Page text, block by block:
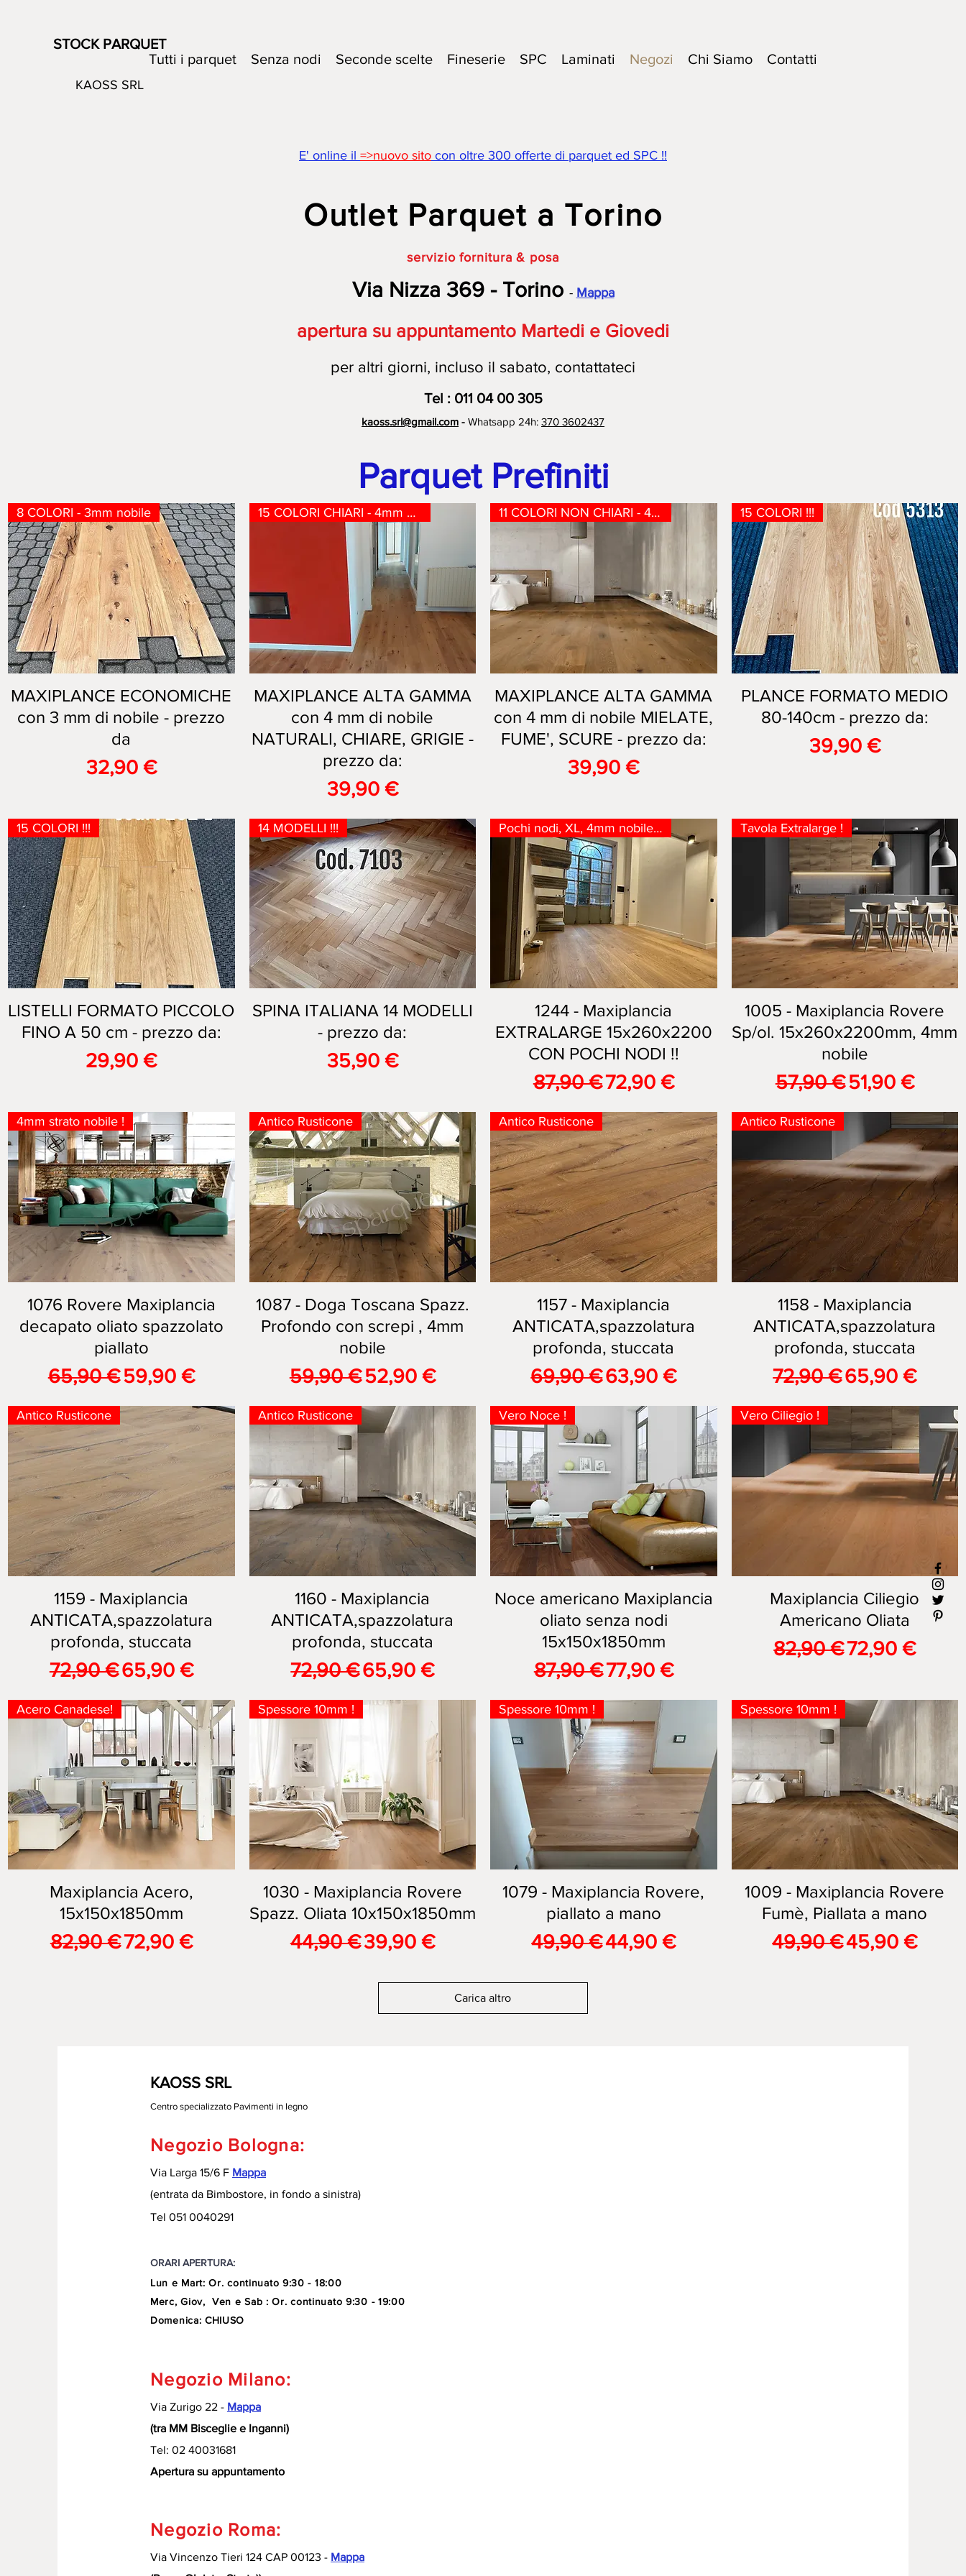
Tutti i parquet Senza nodi Seconde scelte Fineserie SPC Laminati Negozi Chi Siamo Contatti
STOCK PARQUET
KAOSS SRL
E' online il =>nuovo sito con oltre 300 offerte di parquet ed SPC !!
Outlet Parquet a Torino
servizio fornitura & posa
Via Nizza 369 - Torino - Mappa
apertura su appuntamento Martedi e Giovedi
per altri giorni, incluso il sabato, contattateci
Tel : 011 04 00 305
kaoss.srl@gmail.com - Whatsapp 24h: 370 3602437
Parquet Prefiniti
Vista rapida
8 COLORI - 3mm nobile
MAXIPLANCE ECONOMICHE
con 3 mm di nobile - prezzo
da
Prezzo
32,90 €
Vista rapida
15 COLORI CHIARI - 4mm nobile
MAXIPLANCE ALTA GAMMA
con 4 mm di nobile
NATURALI, CHIARE, GRIGIE -
prezzo da:
Prezzo
39,90 €
Vista rapida
11 COLORI NON CHIARI - 4mm nob
MAXIPLANCE ALTA GAMMA
con 4 mm di nobile MIELATE,
FUME', SCURE - prezzo da:
Prezzo
39,90 €
Vista rapida
15 COLORI !!!
PLANCE FORMATO MEDIO
80-140cm - prezzo da:
Prezzo
39,90 €
Vista rapida
15 COLORI !!!
LISTELLI FORMATO PICCOLO
FINO A 50 cm - prezzo da:
Prezzo
29,90 €
Vista rapida
14 MODELLI !!!
SPINA ITALIANA 14 MODELLI
- prezzo da:
Prezzo
35,90 €
Vista rapida
Pochi nodi, XL, 4mm nobile !!!
1244 - Maxiplancia
EXTRALARGE 15x260x2200
CON POCHI NODI !!
Prezzo regolare
87,90 €Prezzo scontato
72,90 €
Vista rapida
Tavola Extralarge !
1005 - Maxiplancia Rovere
Sp/ol. 15x260x2200mm, 4mm
nobile
Prezzo regolare
57,90 €Prezzo
51,90 €
Vista rapida
4mm strato nobile !
1076 Rovere Maxiplancia
decapato oliato spazzolato
piallato
Prezzo regolare
65,90 €Prezzo scontato
59,90 €
Vista rapida
Antico Rusticone
1087 - Doga Toscana Spazz.
Profondo con screpi , 4mm
nobile
Prezzo regolare
59,90 €Prezzo scontato
52,90 €
Vista rapida
Antico Rusticone
1157 - Maxiplancia
ANTICATA,spazzolatura
profonda, stuccata
Prezzo regolare
69,90 €Prezzo scontato
63,90 €
Vista rapida
Antico Rusticone
1158 - Maxiplancia
ANTICATA,spazzolatura
profonda, stuccata
Prezzo regolare
72,90 €Prezzo
65,90 €
Vista rapida
Antico Rusticone
1159 - Maxiplancia
ANTICATA,spazzolatura
profonda, stuccata
Prezzo regolare
72,90 €Prezzo scontato
65,90 €
Vista rapida
Antico Rusticone
1160 - Maxiplancia
ANTICATA,spazzolatura
profonda, stuccata
Prezzo regolare
72,90 €Prezzo scontato
65,90 €
Vista rapida
Vero Noce !
Noce americano Maxiplancia
oliato senza nodi
15x150x1850mm
Prezzo regolare
87,90 €Prezzo scontato
77,90 €
Vista rapida
Vero Ciliegio !
Maxiplancia Ciliegio
Americano Oliata
Prezzo regolare
82,90 €Prezzo
72,90 €
Vista rapida
Acero Canadese!
Maxiplancia Acero,
15x150x1850mm
Prezzo regolare
82,90 €Prezzo scontato
72,90 €
Vista rapida
Spessore 10mm !
1030 - Maxiplancia Rovere
Spazz. Oliata 10x150x1850mm
Prezzo regolare
44,90 €Prezzo scontato
39,90 €
Vista rapida
Spessore 10mm !
1079 - Maxiplancia Rovere,
piallato a mano
Prezzo regolare
49,90 €Prezzo scontato
44,90 €
Vista rapida
Spessore 10mm !
1009 - Maxiplancia Rovere
Fumè, Piallata a mano
Prezzo regolare
49,90 €Prezzo
45,90 €
Carica altro
KAOSS SRL
Centro specializzato Pavimenti in legno
Negozio Bologna:
Via Larga 15/6 F Mappa
(entrata da Bimbostore, in fondo a sinistra)
Tel 051 0040291
ORARI APERTURA:
Lun e Mart:Or. continuato 9:30 - 18:00
Merc, Giov, Ven e Sab : Or. continuato 9:30 - 19:00
Domenica: CHIUSO
Negozio Milano:
Via Zurigo 22 - Mappa
(tra MM Bisceglie e Inganni)
Tel: 02 40031681
Apertura su appuntamento
Negozio Roma:
Via Vincenzo Tieri 124 CAP 00123 - Mappa